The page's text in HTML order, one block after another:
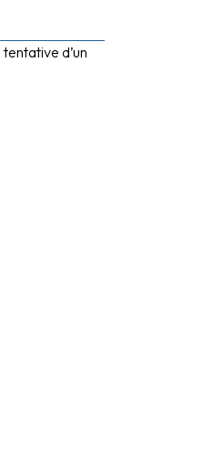
d’un